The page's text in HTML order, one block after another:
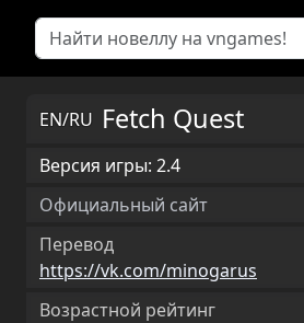
EN/RU Fetch Quest
Версия игры: 2.4
Официальный сайт
Перевод
https://vk.com/minogarus
Возрастной рейтинг